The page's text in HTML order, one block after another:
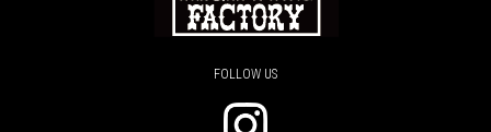
FOLLOW US